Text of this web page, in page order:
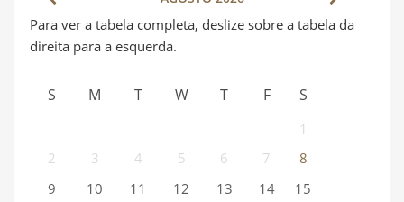
S M T W T F S
1
2
3 4 5 6 7
8
9
10 11 12 13 14
15